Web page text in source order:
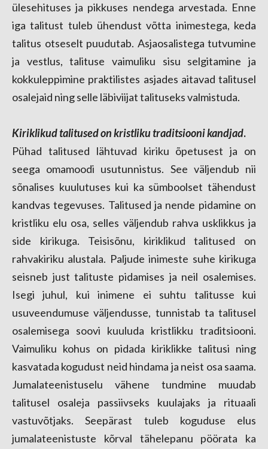
ülesehituses ja pikkuses nendega arvestada. Enne
iga talitust tuleb ühendust võtta inimestega, keda
talitus otseselt puudutab. Asjaosalistega tutvumine
ja vestlus, talituse vaimuliku sisu selgitamine ja
kokkuleppimine praktilistes asjades aitavad talitusel
osalejaid ning selle läbiviijat talituseks valmistuda.
Kiriklikud talitused on kristliku traditsiooni kandjad.
Pühad talitused lähtuvad kiriku õpetusest ja on
seega omamoodi usutunnistus. See väljendub nii
sõnalises kuulutuses kui ka sümboolset tähendust
kandvas tegevuses. Talitused ja nende pidamine on
kristliku elu osa, selles väljendub rahva usklikkus ja
side kirikuga. Teisisõnu, kiriklikud talitused on
rahvakiriku alustala. Paljude inimeste suhe kirikuga
seisneb just talituste pidamises ja neil osalemises.
Isegi juhul, kui inimene ei suhtu talitusse kui
usuveendumuse väljendusse, tunnistab ta talitusel
osalemisega soovi kuuluda kristlikku traditsiooni.
Vaimuliku kohus on pidada kiriklikke talitusi ning
kasvatada kogudust neid hindama ja neist osa saama.
Jumalateenistuselu vähene tundmine muudab
talitusel osaleja passiivseks kuulajaks ja rituaali
vastuvõtjaks. Seepärast tuleb koguduse elus
jumalateenistuste kõrval tähelepanu pöörata ka